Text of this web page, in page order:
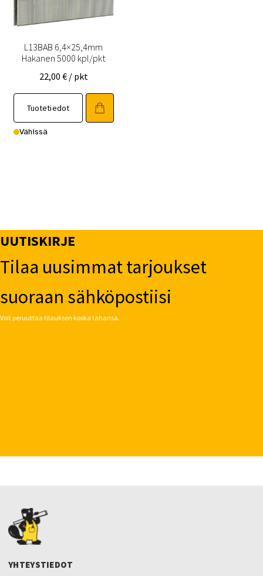
L13BAB 6,4×25,4mm
Hakanen 5000 kpl/pkt
22,00 € / pkt
Tuotetiedot
Vähissä
UUTISKIRJE
Tilaa uusimmat tarjoukset
suoraan sähköpostiisi
Voit peruuttaa tilauksen koska tahansa.
YHTEYSTIEDOT